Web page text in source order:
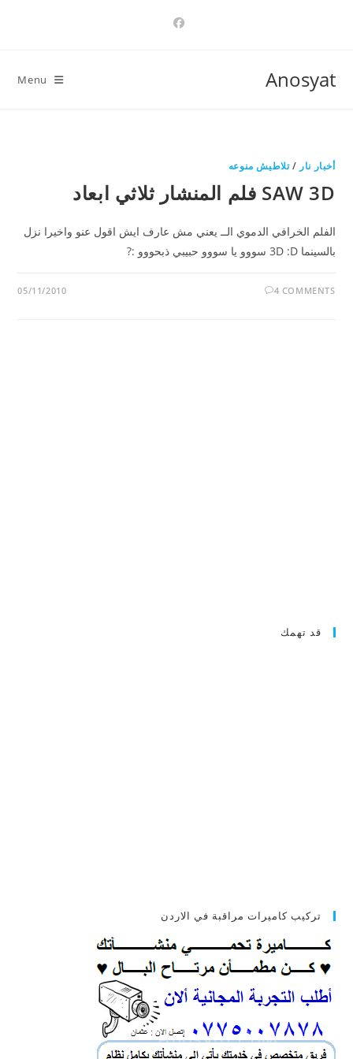
Anosyat
Menu
أخبار نار /تلاطيش منوعه
SAW 3D فلم المنشار ثلاثي ابعاد
الفلم الخرافي الدموي الــ يعني مش عارف ايش اقول عنو واخيرا نزل
بالسينما 3D :D سووو يا سووو حبيبي ذبحووو :?
4 COMMENTS
05/11/2010
قد تهمك
تركيب كاميرات مراقبة في الاردن